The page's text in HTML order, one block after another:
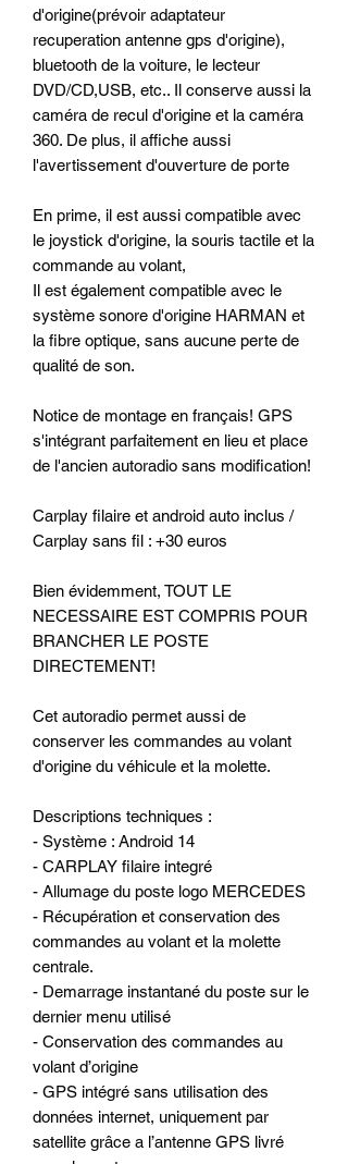
d'origine(prévoir adaptateur
recuperation antenne gps d'origine),
bluetooth de la voiture, le lecteur
DVD/CD,USB, etc.. Il conserve aussi la
caméra de recul d'origine et la caméra
360. De plus, il affiche aussi
l'avertissement d'ouverture de porte
En prime, il est aussi compatible avec
le joystick d'origine, la souris tactile et la
commande au volant,
Il est également compatible avec le
système sonore d'origine HARMAN et
la fibre optique, sans aucune perte de
qualité de son.
Notice de montage en français! GPS
s'intégrant parfaitement en lieu et place
de l'ancien autoradio sans modification!
Carplay filaire et android auto inclus /
Carplay sans fil : +30 euros
Bien évidemment, TOUT LE
NECESSAIRE EST COMPRIS POUR
BRANCHER LE POSTE
DIRECTEMENT!
Cet autoradio permet aussi de
conserver les commandes au volant
d'origine du véhicule et la molette.
Descriptions techniques :
- Système : Android 14
- CARPLAY filaire integré
- Allumage du poste logo MERCEDES
- Récupération et conservation des
commandes au volant et la molette
centrale.
- Demarrage instantané du poste sur le
dernier menu utilisé
- Conservation des commandes au
volant d’origine
- GPS intégré sans utilisation des
données internet, uniquement par
satellite grâce a l’antenne GPS livré